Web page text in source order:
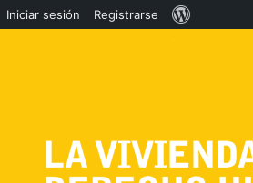
Iniciar sesión Registrarse